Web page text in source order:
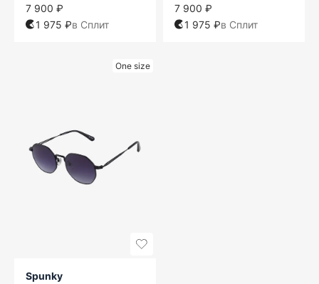
7 900 ₽
1 975 ₽в Сплит
7 900 ₽
1 975 ₽в Сплит
One size
Spunky